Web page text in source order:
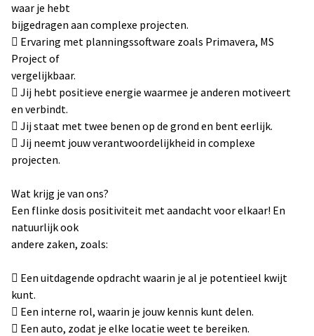
waar je hebt
bijgedragen aan complexe projecten.
 Ervaring met planningssoftware zoals Primavera, MS
Project of
vergelijkbaar.
 Jij hebt positieve energie waarmee je anderen motiveert
en verbindt.
 Jij staat met twee benen op de grond en bent eerlijk.
 Jij neemt jouw verantwoordelijkheid in complexe
projecten.
Wat krijg je van ons?
Een flinke dosis positiviteit met aandacht voor elkaar! En
natuurlijk ook
andere zaken, zoals:
 Een uitdagende opdracht waarin je al je potentieel kwijt
kunt.
 Een interne rol, waarin je jouw kennis kunt delen.
 Een auto, zodat je elke locatie weet te bereiken.